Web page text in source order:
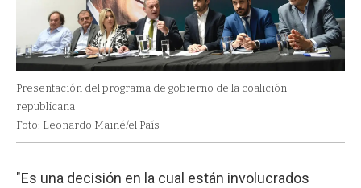
Presentación del programa de gobierno de la coalición
republicana
Foto: Leonardo Mainé/el País
"Es una decisión en la cual están involucrados